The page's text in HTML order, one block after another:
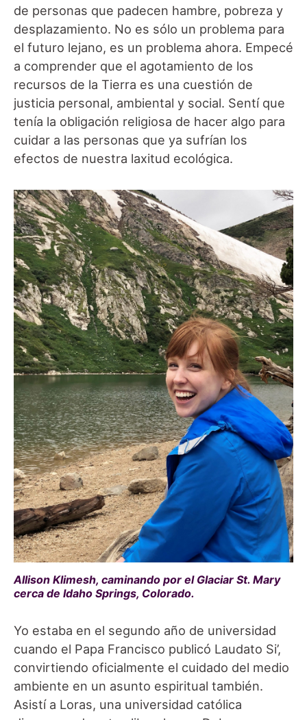
de personas que padecen hambre, pobreza y
desplazamiento. No es sólo un problema para
el futuro lejano, es un problema ahora. Empecé
a comprender que el agotamiento de los
recursos de la Tierra es una cuestión de
justicia personal, ambiental y social. Sentí que
tenía la obligación religiosa de hacer algo para
cuidar a las personas que ya sufrían los
efectos de nuestra laxitud ecológica.
Allison Klimesh, caminando por el Glaciar St. Mary
cerca de Idaho Springs, Colorado.
Yo estaba en el segundo año de universidad
cuando el Papa Francisco publicó Laudato Si’,
convirtiendo oficialmente el cuidado del medio
ambiente en un asunto espiritual también.
Asistí a Loras, una universidad católica